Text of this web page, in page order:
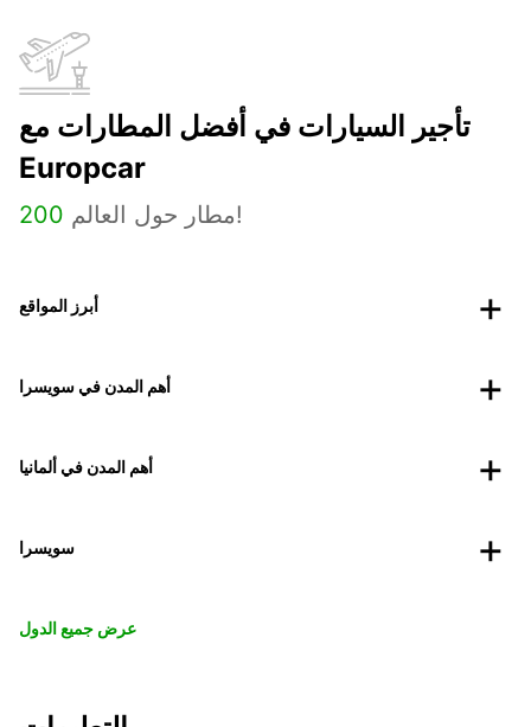
تأجير السيارات في أفضل المطارات مع
Europcar
200 مطار حول العالم!
أبرز المواقع
أهم المدن في سويسرا
أهم المدن في ألمانيا
سويسرا
عرض جميع الدول